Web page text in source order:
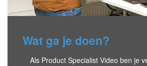
Wat ga je doen?
Als Product Specialist Video ben je